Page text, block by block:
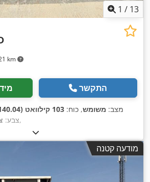
1 / 13
km
התקשר
מצב: משומש, כוח: 103 קילוואט (140.04 כ"ס)
צבע:,
מודעה קטנה